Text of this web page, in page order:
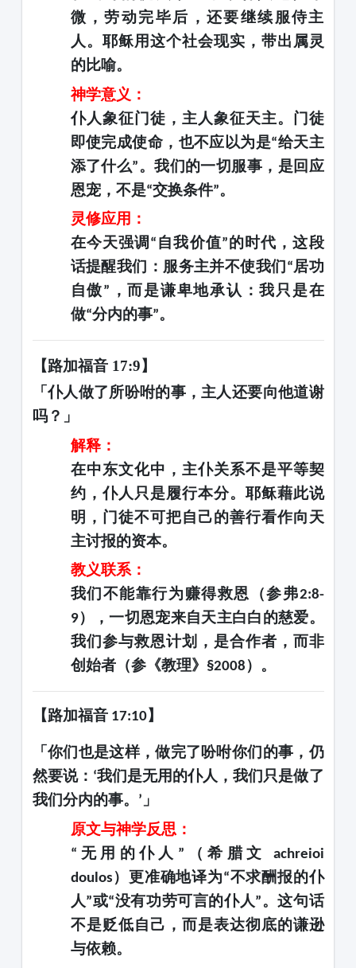
微，劳动完毕后，还要继续服侍主
人。耶稣用这个社会现实，带出属灵
的比喻。
神学意义：
仆人象征门徒，主人象征天主。门徒
即使完成使命，也不应以为是“给天主
添了什么” 。我们的一切服事，是回应
恩宠，不是“交换条件”。
灵修应用：
在今天强调 “ 自我价值”的时代，这段
话提醒我们：服务主并不使我们 “居功
自傲” ，而是谦卑地承认：我只是在
做“分内的事”。
【路加福音 17:9】
「仆人做了所吩咐的事，主人还要向他道谢
吗？」
解释：
在中东文化中，主仆关系不是平等契
约，仆人只是履行本分。耶稣藉此说
明，门徒不可把自己的善行看作向天
主讨报的资本。
教义联系：
我们不能靠行为赚得救恩（参弗2:8-
9），一切恩宠来自天主白白的慈爱。
我们参与救恩计划，是合作者，而非
创始者（参《教理》 §2008 ）。
【路加福音17:10】
「你们也是这样，做完了吩咐你们的事，仍
然要说： ‘我们是无用的仆人，我们只是做了
我们分内的事。
’ 」
原文与神学反思：
“ 无用的仆人 ” （希腊文
achreioi
doulos ）更准确地译为“不求酬报的仆
人”或“没有功劳可言的仆人” 。这句话
不是贬低自己，而是表达彻底的谦逊
与依赖。